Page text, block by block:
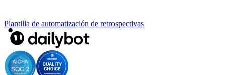
Plantilla de automatización de retrospectivas